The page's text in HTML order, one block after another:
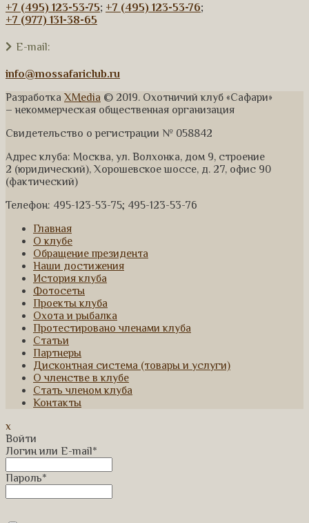
+7 (495) 123-53-75; +7 (495) 123-53-76;
+7 (977) 131-38-65
E-mail:
info@mossafariclub.ru
Разработка XMedia © 2019. Охотничий клуб «Сафари»
– некоммерческая общественная организация
Свидетельство о регистрации № 058842
Адрес клуба: Москва, ул. Волхонка, дом 9, строение
2 (юридический), Хорошевское шоссе, д. 27, офис 90
(фактический)
Телефон: 495-123-53-75; 495-123-53-76
Главная
О клубе
Обращение президента
Наши достижения
История клуба
Фотосеты
Проекты клуба
Охота и рыбалка
Протестировано членами клуба
Статьи
Партнеры
Дисконтная система (товары и услуги)
О членстве в клубе
Стать членом клуба
Контакты
x
Войти
Логин или E-mail*
Пароль*